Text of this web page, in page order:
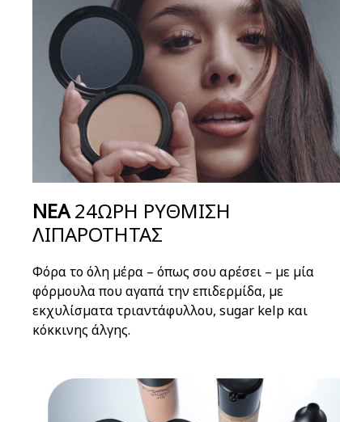
ΝΕΑ24ΩΡΗ ΡΥΘΜΙΣΗ
ΛΙΠΑΡΟΤΗΤΑΣ
Φόρα το όλη μέρα – όπως σου αρέσει – με μία
φόρμουλα που αγαπά την επιδερμίδα, με
εκχυλίσματα τριαντάφυλλου, sugar kelp και
κόκκινης άλγης.